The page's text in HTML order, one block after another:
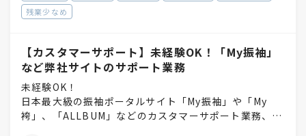
＼ここがポイント／
「My振袖」は登録掲載数4000店舗以上、年間訪問
者数は190万人以上とその規模は日本最大級！
★お手ごろ価格だから、メリットも充分♪
どのサービスも価格帯はお手ごろなため、提案の
しやすさをより実感！
残業少なめ
【カスタマーサポート】未経験OK！「My振袖」
など弊社サイトのサポート業務
未経験OK！
日本最大級の振袖ポータルサイト「My振袖」や「My
袴」、「ALLBUM」などのカスタマーサポート業務、及